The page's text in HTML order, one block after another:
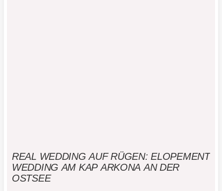
REAL WEDDING AUF RÜGEN: ELOPEMENT
WEDDING AM KAP ARKONA AN DER
OSTSEE